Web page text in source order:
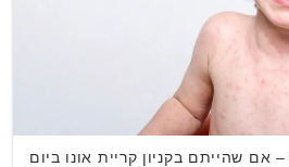
אם שהייתם בקניון קריית אונו ביום